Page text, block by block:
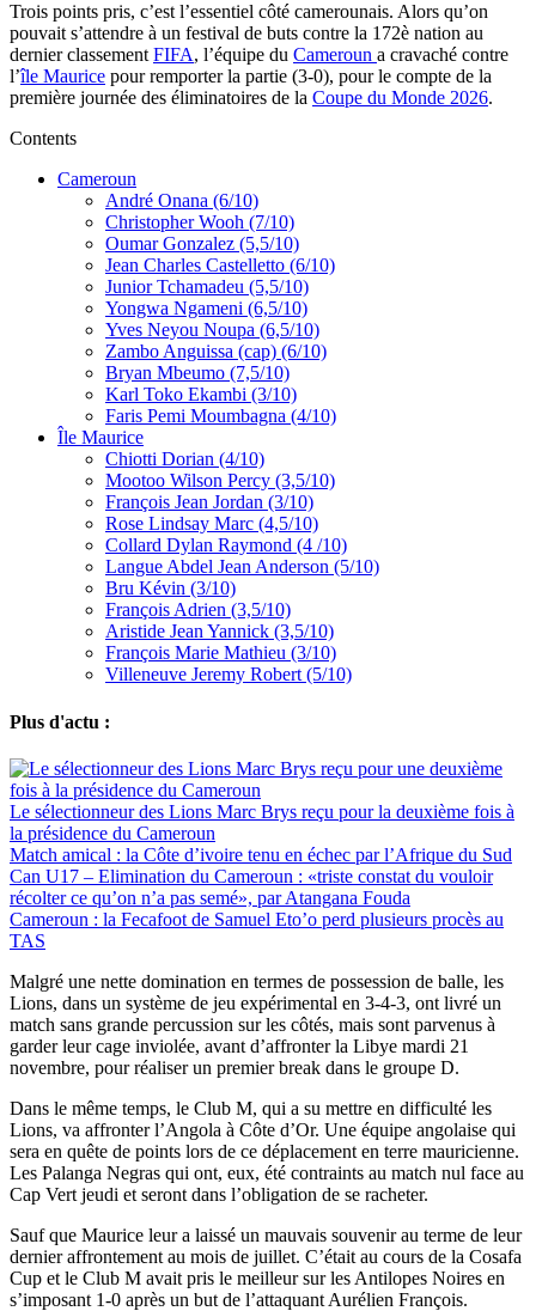
Trois points pris, c’est l’essentiel côté camerounais. Alors qu’on
pouvait s’attendre à un festival de buts contre la 172è nation au
dernier classementFIFA, l’équipe du Cameroun a cravaché contre
l’île Maurice pour remporter la partie (3-0), pour le compte de la
première journée des éliminatoires de la Coupe du Monde 2026.
Contents
Cameroun
André Onana (6/10)
Christopher Wooh (7/10)
Oumar Gonzalez (5,5/10)
Jean Charles Castelletto (6/10)
Junior Tchamadeu (5,5/10)
Yongwa Ngameni (6,5/10)
Yves Neyou Noupa (6,5/10)
Zambo Anguissa (cap) (6/10)
Bryan Mbeumo (7,5/10)
Karl Toko Ekambi (3/10)
Faris Pemi Moumbagna (4/10)
Île Maurice
Chiotti Dorian (4/10)
Mootoo Wilson Percy (3,5/10)
François Jean Jordan (3/10)
Rose Lindsay Marc (4,5/10)
Collard Dylan Raymond (4 /10)
Langue Abdel Jean Anderson (5/10)
Bru Kévin (3/10)
François Adrien (3,5/10)
Aristide Jean Yannick (3,5/10)
François Marie Mathieu (3/10)
Villeneuve Jeremy Robert (5/10)
Plus d'actu :
Le sélectionneur des Lions Marc Brys reçu pour la deuxième fois à
la présidence du Cameroun
Match amical : la Côte d’ivoire tenu en échec par l’Afrique du Sud
Can U17 – Elimination du Cameroun : «triste constat du vouloir
récolter ce qu’on n’a pas semé», par Atangana Fouda
Cameroun : la Fecafoot de Samuel Eto’o perd plusieurs procès au
TAS
Malgré une nette domination en termes de possession de balle, les
Lions, dans un système de jeu expérimental en 3-4-3, ont livré un
match sans grande percussion sur les côtés, mais sont parvenus à
garder leur cage inviolée, avant d’affronter la Libye mardi 21
novembre, pour réaliser un premier break dans le groupe D.
Dans le même temps, le Club M, qui a su mettre en difficulté les
Lions, va affronter l’Angola à Côte d’Or. Une équipe angolaise qui
sera en quête de points lors de ce déplacement en terre mauricienne.
Les Palanga Negras qui ont, eux, été contraints au match nul face au
Cap Vert jeudi et seront dans l’obligation de se racheter.
Sauf que Maurice leur a laissé un mauvais souvenir au terme de leur
dernier affrontement au mois de juillet. C’était au cours de la Cosafa
Cup et le Club M avait pris le meilleur sur les Antilopes Noires en
s’imposant 1-0 après un but de l’attaquant Aurélien François.